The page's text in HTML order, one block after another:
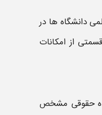
دانشگاه ها در
از امکانات
حقوقی مشخص